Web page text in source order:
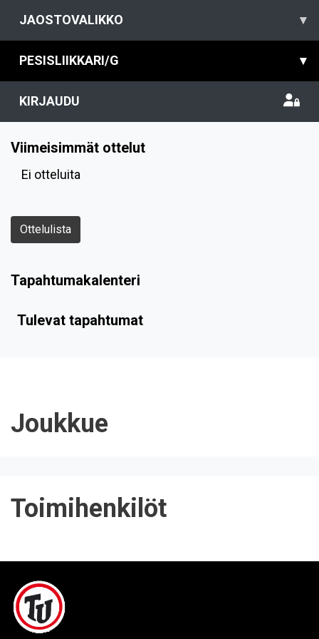
JAOSTOVALIKKO ▾
PESISLIIKKARI/G ▾
KIRJAUDU
Viimeisimmät ottelut
Ei otteluita
Ottelulista
Tapahtumakalenteri
Tulevat tapahtumat
Joukkue
Toimihenkilöt